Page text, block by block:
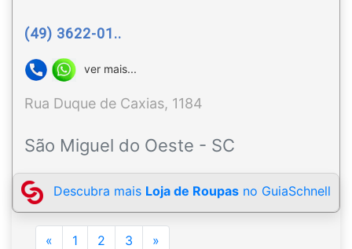
(49) 3622-01..
ver mais...
Rua Duque de Caxias, 1184
São Miguel do Oeste - SC
Descubra mais Loja de Roupas no GuiaSchnell
« Previous
1 2 3 »